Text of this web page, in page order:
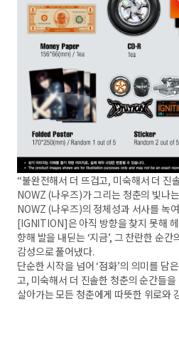
“불완전해서 더 뜨겁고, 미숙해서 더 진
NOWZ (나우즈)가 그리는 청춘의 빛나
NOWZ (나우즈)의 정체성과 서사를
[IGNITION]은 아직 방향을 찾지 못해
향해 발을 내딛는 ‘지금’, 그 찬란한 순
감성으로 풀어냈다.
단순한 시작을 넘어 ‘점화’의 의미를 담
고, 미숙해서 더 진솔한 청춘의 순간들
살아가는 모든 청춘에게 따뜻한 위로와